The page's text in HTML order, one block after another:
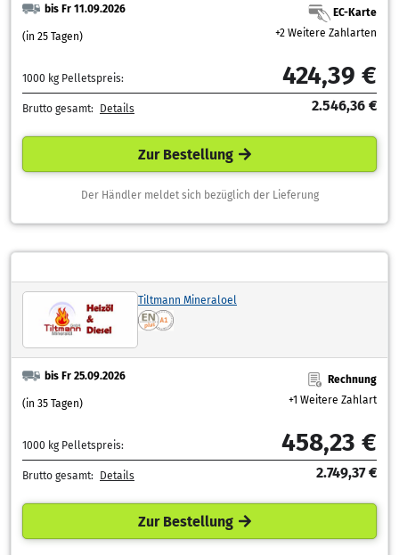
bis Fr 11.09.2026
(in 25 Tagen)
EC-Karte
+2 Weitere Zahlarten
1000 kg Pelletspreis: 424,39 €
Brutto gesamt: Details 2.546,36 €
Zur Bestellung
Der Händler meldet sich bezüglich der Lieferung
Tiltmann Mineraloel
bis Fr 25.09.2026
(in 35 Tagen)
Rechnung
+1 Weitere Zahlart
1000 kg Pelletspreis: 458,23 €
Brutto gesamt: Details 2.749,37 €
Zur Bestellung